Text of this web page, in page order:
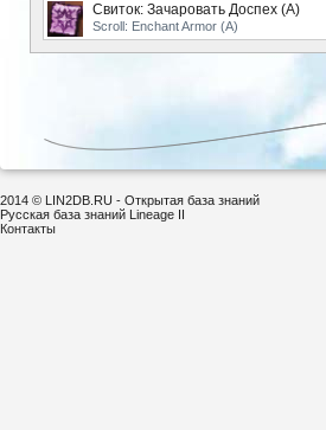
Свиток: Зачаровать Доспех (А)
Scroll: Enchant Armor (A)
2014 © LIN2DB.RU - Открытая база знаний
Русская база знаний Lineage II
Контакты